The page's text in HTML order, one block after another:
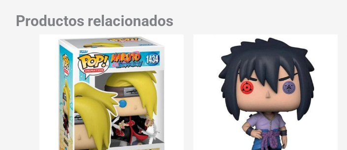
Productos relacionados